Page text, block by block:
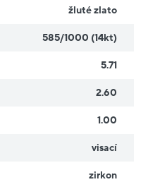
žluté zlato
585/1000 (14kt)
5.71
2.60
1.00
visací
zirkon